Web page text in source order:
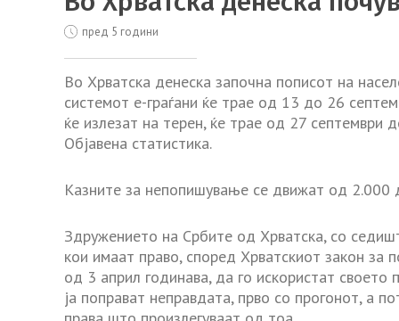
пред 5 години
Во Хрватска денеска започна пописот на
системот е-граѓани ќе трае од 13 до 26
ќе излезат на терен, ќе трае од 27
Објавена статистика.
Казните за непопишување се движат од
Здружението на Србите од Хрватска, со
кои имаат право, според Хрватскиот закон за
од 3 април годинава, да го искористат
ја поправат неправдата, прво со прогонот, а